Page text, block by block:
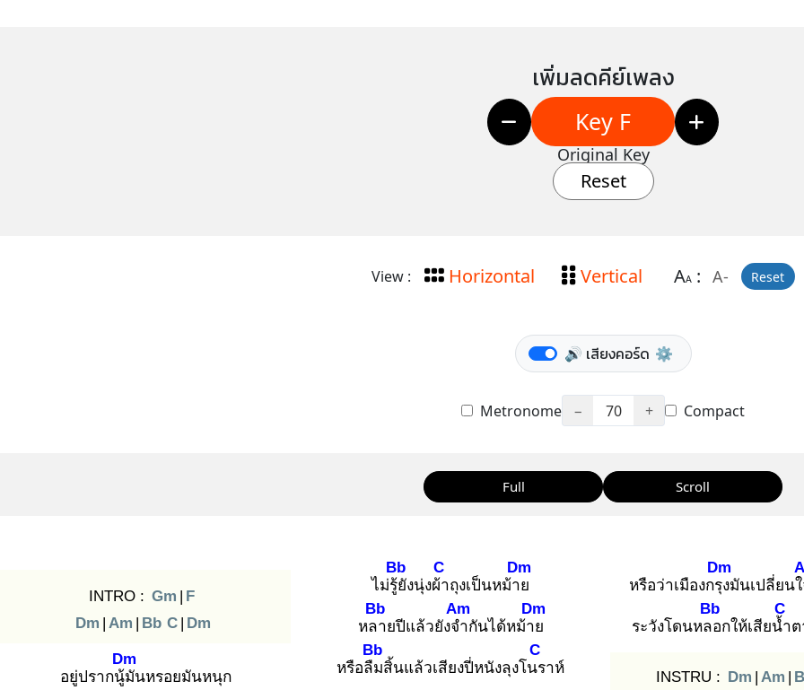
เพิ่มลดคีย์เพลง
Key F
Original Key
Reset
View : Horizontal Vertical AA: A- Reset
🔊 เสียงคอร์ด ⚙️
Metronome − 70 + Compact
Full Scroll
INTRO : Gm | F
Dm | Am | Bb C | Dm
อยู่ปรากนู้มั
Dm
นหรอยมันหนุก
ไม่รู้ยั
Bb
งนุ่งผ้า
C
ถุงเป็นหม้าย
Dm
หลา
Bb
ยปีแล้วยังจำ
Am
กันได้หม้าย
Dm
หรือลืม
Bb
สิ้นแล้วเสียงปี่หนังลุงโนร
C
าห์
หรือว่าเมืองกรุง
Dm
มันเปลี่ยนใ
ระวังโดนหลอ
Bb
กให้เสียน้ำ
C
ต
INSTRU : Dm | Am |